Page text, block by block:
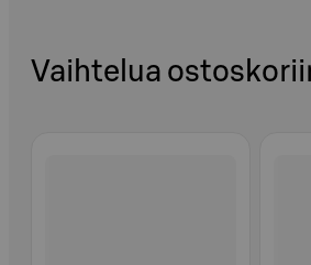
Vaihtelua